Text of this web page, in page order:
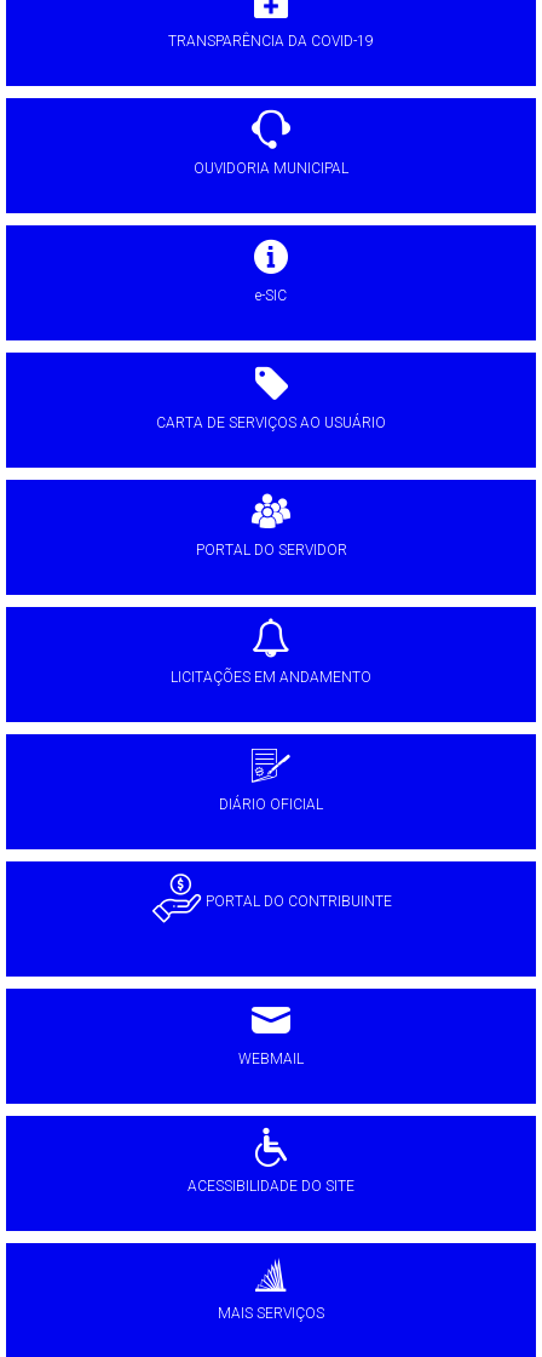
TRANSPARÊNCIA DA COVID-19
OUVIDORIA MUNICIPAL
e-SIC
CARTA DE SERVIÇOS AO USUÁRIO
PORTAL DO SERVIDOR
LICITAÇÕES EM ANDAMENTO
DIÁRIO OFICIAL
PORTAL DO CONTRIBUINTE
WEBMAIL
ACESSIBILIDADE DO SITE
MAIS SERVIÇOS